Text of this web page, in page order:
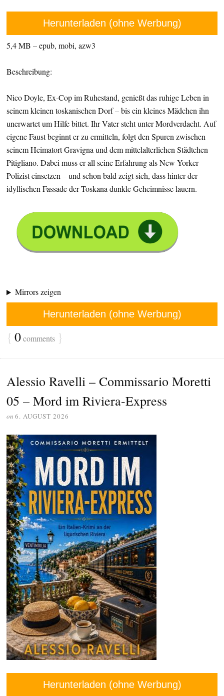
Herunterladen (ohne Werbung)
5,4 MB – epub, mobi, azw3
Beschreibung:
Nico Doyle, Ex-Cop im Ruhestand, genießt das ruhige Leben in
seinem kleinen toskanischen Dorf – bis ein kleines Mädchen ihn
unerwartet um Hilfe bittet. Ihr Vater steht unter Mordverdacht. Auf
eigene Faust beginnt er zu ermitteln, folgt den Spuren zwischen
seinem Heimatort Gravigna und dem mittelalterlichen Städtchen
Pitigliano. Dabei muss er all seine Erfahrung als New Yorker
Polizist einsetzen – und schon bald zeigt sich, dass hinter der
idyllischen Fassade der Toskana dunkle Geheimnisse lauern.
Mirrors zeigen
Herunterladen (ohne Werbung)
{ 0comments }
Alessio Ravelli – Commissario Moretti
05 – Mord im Riviera-Express
on 6. AUGUST 2026
Herunterladen (ohne Werbung)